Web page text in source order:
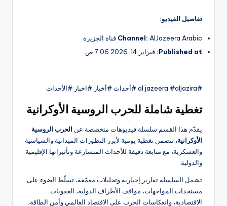
تفاصيل الفيديو:
Channel: AlJazeera Arabic قناة الجزيرة
Published at: فبراير 14, 2026 7:06 ص
#al jazeera #aljazira #أحداث #أخبار #اخبار #الأحداث
تغطية شاملة للحرب الروسية الأوكرانية
يقدّم هذا القسم سلسلة فيديوهات متخصصة عن الحرب الروسية
الأوكرانية، تتضمن تغطية يومية لأبرز التطورات الميدانية والسياسية
والعسكرية، مع متابعة دقيقة للأحداث المتسارعة وتأثيراتها الإقليمية
والدولية.
تشمل السلسلة تقارير إخبارية وتحليلات معمّقة، تسلّط الضوء على
مستجدات المواجهات، مواقف الأطراف الدولية، العقوبات
الاقتصادية، وانعكاسات الحرب على الاقتصاد العالمي وأمن الطاقة،